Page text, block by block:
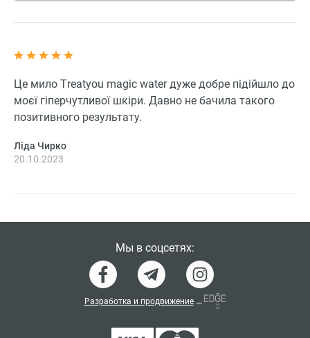
Це мило Тreatyou magic water дуже добре підійшло до
моєї гіперчутливої шкіри. Давно не бачила такого
позитивного результату.
Ліда Чирко
20.10.2023
Мы в соцсетях:
Разработка и продвижение —